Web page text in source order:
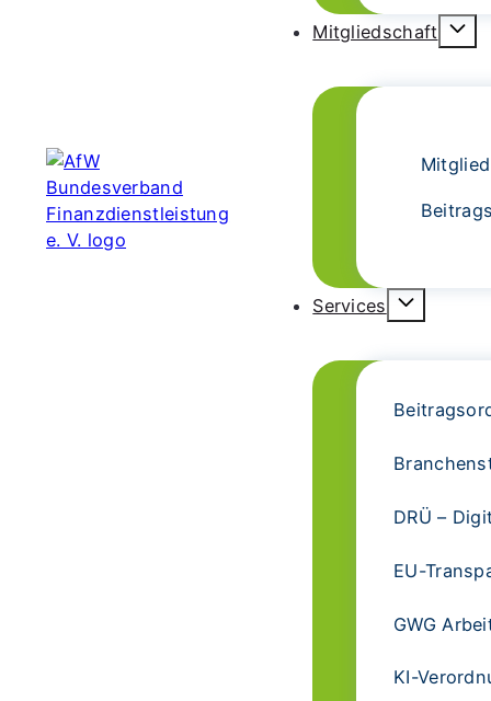
Mitgliedschaft
Services
DRÜ –
EU-
GWG
KI-